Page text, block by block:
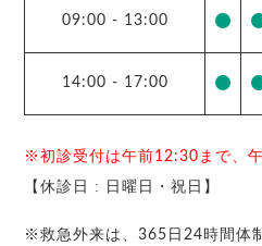
09:00 - 13:00
14:00 - 17:00
※初診受付は午前12:30まで、
【休診日 : 日曜日・祝日】
※救急外来は、365日24時間体